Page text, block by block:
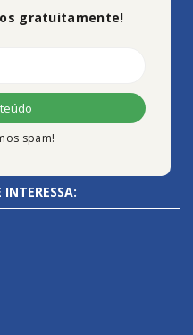
gratuitamente!
spam!